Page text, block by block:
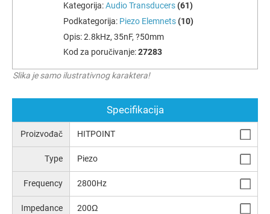
Kategorija:Audio Transducers(61)
Podkategorija: Piezo Elemnets(10)
Opis:2.8kHz, 35nF, ?50mm
Kod za poručivanje:27283
Slika je samo ilustrativnog karaktera!
Specifikacija
Proizvođač HITPOINT
Type Piezo
Frequency 2800Hz
Impedance 200Ω